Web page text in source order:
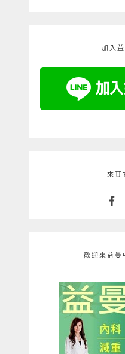
加入
來其
歡迎來益曼